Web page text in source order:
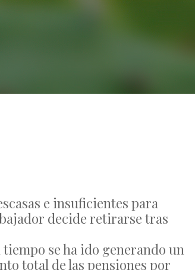
e insuficientes para
decide retirarse tras
se ha ido generando un
total de las pensiones por